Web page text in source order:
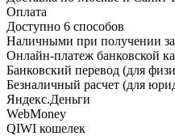
Оплата
Доступно 6 способов
Наличными при получении
Онлайн-платеж банковской
Банковский перевод (для
Безналичный расчет (для
Яндекс.Деньги
WebMoney
QIWI кошелек